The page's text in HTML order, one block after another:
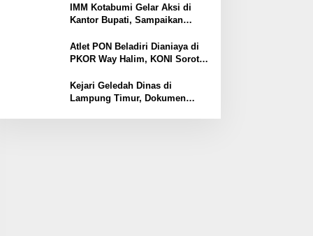
Tertembak
IMM Kotabumi Gelar Aksi di
Kantor Bupati, Sampaikan
Pemkab Lampung Utara
Atlet PON Beladiri Dianiaya di
PKOR Way Halim, KONI Soroti
Kawasan
Kejari Geledah Dinas di
Lampung Timur, Dokumen